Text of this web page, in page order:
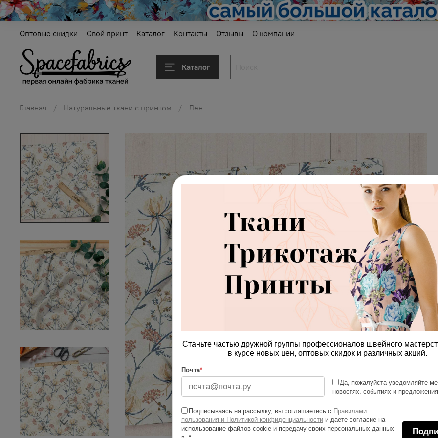
Оптовые скидки Свой принт Каталог Контакты Отзывы О компании
Каталог
Главная Натуральные ткани с принтом Лен
Станьте частью дружной группы профессионалов швейного
в курсе новых цен, оптовых скидок и различных акций.
Почта*
Да, пожалуйста уведомляйте
новостях, событиях и
Подписываясь на рассылку, вы соглашаетесь с Правилами
пользования и Политикой конфиденциальности и даете согласие на
использование файлов cookie и передачу своих персональных данных